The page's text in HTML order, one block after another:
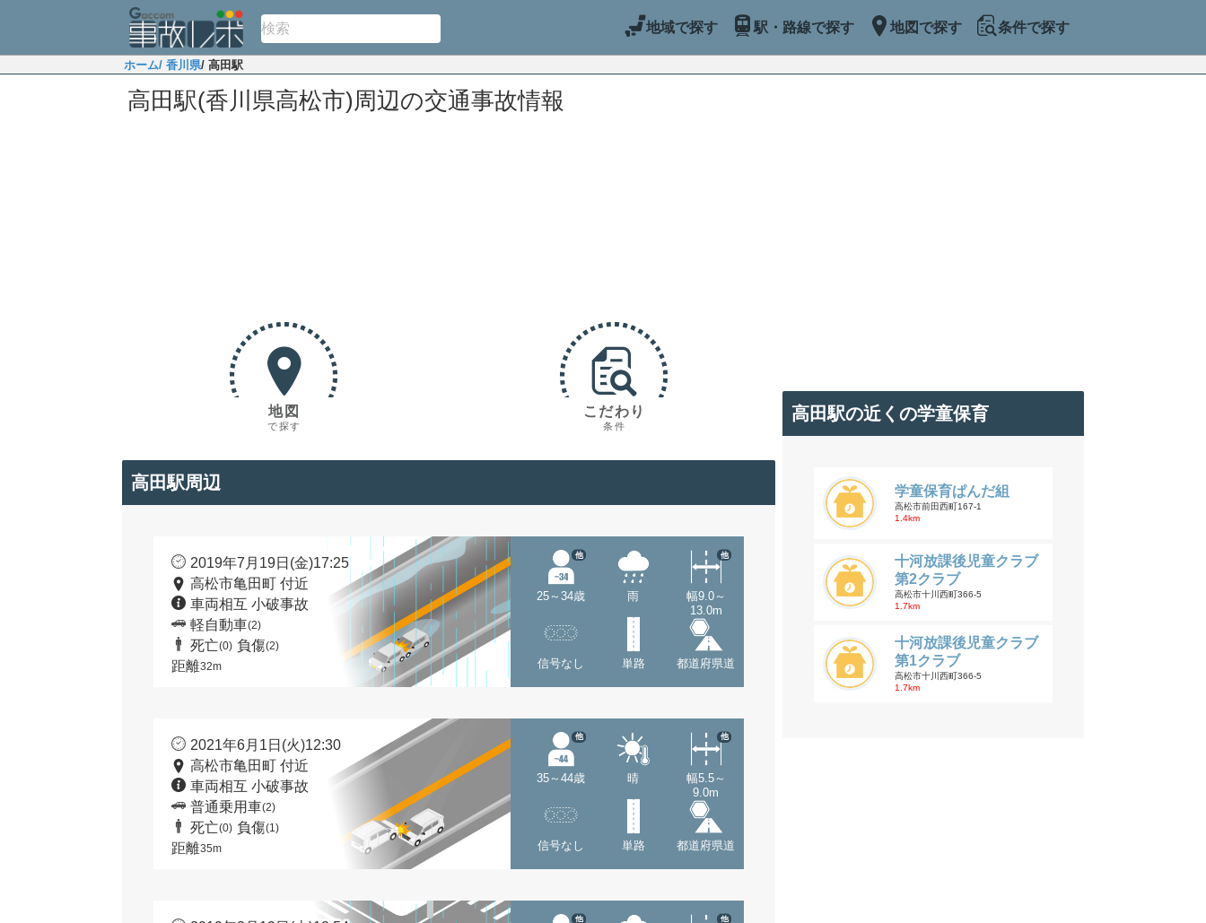
地域で探す 駅・路線で探す 地図で探す 条件で探す
ホーム/ 香川県/ 高田駅
高田駅(香川県高松市)周辺の交通事故情報
地図
で探す
こだわり
条件
高田駅周辺
2019年7月19日(金)17:25
高松市亀田町 付近
車両相互 小破事故
軽自動車(2)
死亡(0) 負傷(2)
距離32m
25～34歳
他
雨
幅9.0～
13.0m
他
信号なし 単路 都道府県道
2021年6月1日(火)12:30
高松市亀田町 付近
車両相互 小破事故
普通乗用車(2)
死亡(0) 負傷(1)
距離35m
35～44歳
他
晴
幅5.5～
9.0m
他
信号なし 単路 都道府県道
他 他
高田駅の近くの学童保育
学童保育ぱんだ組
高松市前田西町167-1
1.4km
十河放課後児童クラブ
第2クラブ
高松市十川西町366-5
1.7km
十河放課後児童クラブ
第1クラブ
高松市十川西町366-5
1.7km